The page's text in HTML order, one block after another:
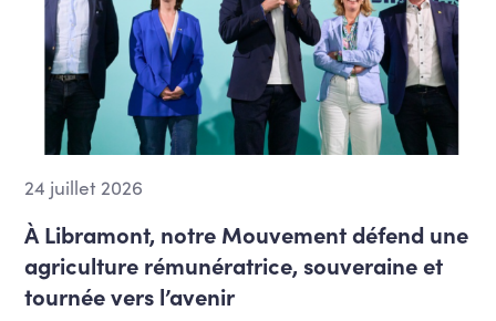
Bruxelles
Budget et finances publiques
Climat et Energie
COMPET - Santé
COMPET - Tourisme
Défense
Démocratie, gouvernance et réformes
24 juillet 2026
À Libramont, notre Mouvement défend une
agriculture rémunératrice, souveraine et
tournée vers l’avenir